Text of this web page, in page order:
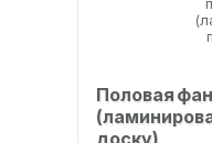
Половая
доску)